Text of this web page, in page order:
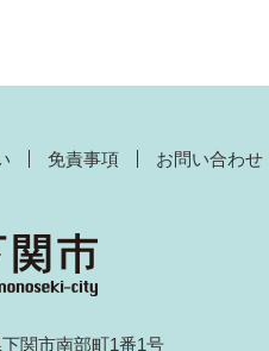
免責事項 お問い合わせ
関市南部町1番1号